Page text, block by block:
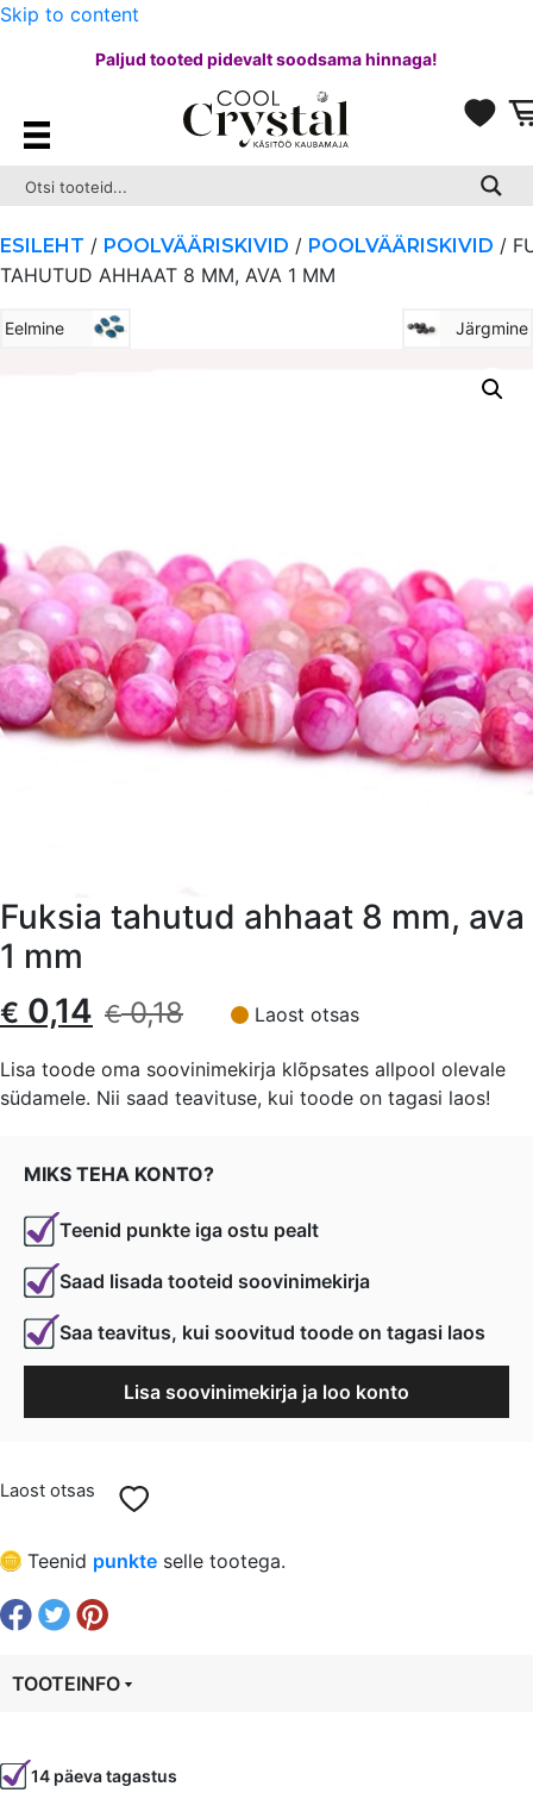
Skip to content
Paljud tooted pidevalt soodsama hinnaga!
ESILEHT / POOLVÄÄRISKIVID / POOLVÄÄRISKIVID /
TAHUTUD AHHAAT 8 MM, AVA 1 MM
Eelmine Järgmine
Fuksia tahutud ahhaat 8 mm, ava
1 mm
€0,18
Algne
hind
oli:
€ 0,18.
€ 0,14
Current
price
is:
€ 0,14.
Laost otsas
Lisa toode oma soovinimekirja klõpsates allpool olevale
südamele. Nii saad teavituse, kui toode on tagasi laos!
MIKS TEHA KONTO?
Teenid punkte iga ostu pealt
Saad lisada tooteid soovinimekirja
Saa teavitus, kui soovitud toode on tagasi laos
Lisa soovinimekirja ja loo konto
Laost otsas
Teenid punkte selle tootega.
TOOTEINFO
Värvus
Roosa
14 päeva tagastus